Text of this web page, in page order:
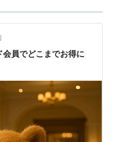
会員でどこまでお得に